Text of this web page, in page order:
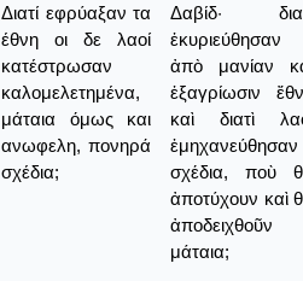
Διατί εφρύαξαν τα
έθνη οι δε λαοί
κατέστρωσαν
καλομελετημένα,
μάταια όμως και
ανωφελη, πονηρά
σχέδια;
Δαβίδ·
ἑκυριεύθησαν
ἀπὸ μανίαν
ἑξαγρίωσιν
καὶ διατὶ
ἐμηχανεύθησαν
σχέδια, ποὺ
ἀποτύχουν καὶ
ἀποδειχθοῦν
μάταια;